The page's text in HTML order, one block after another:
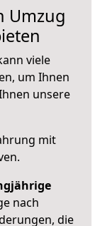
Umzug
viele
um Ihnen
unsere
mit
.
nach
die